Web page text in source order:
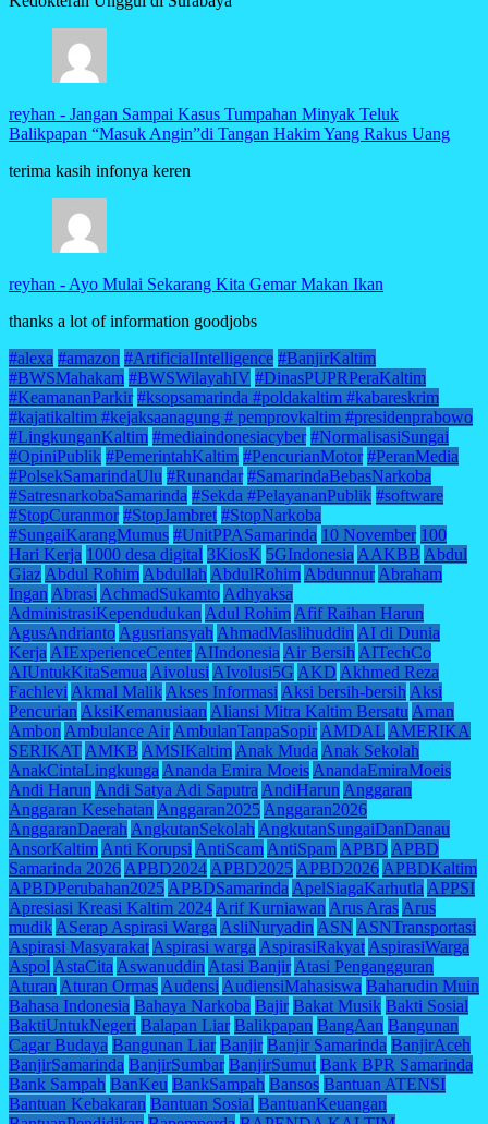
reyhan - Jangan Sampai Kasus Tumpahan Minyak Teluk
Balikpapan “Masuk Angin”di Tangan Hakim Yang Rakus Uang
terima kasih infonya keren
reyhan - Ayo Mulai Sekarang Kita Gemar Makan Ikan
thanks a lot of information goodjobs
#alexa #amazon #ArtificialIntelligence #BanjirKaltim
#BWSMahakam #BWSWilayahIV #DinasPUPRPeraKaltim
#KeamananParkir #ksopsamarinda #poldakaltim #kabareskrim
#kajatikaltim #kejaksaanagung # pemprovkaltim #presidenprabowo
#LingkunganKaltim #mediaindonesiacyber #NormalisasiSungai
#OpiniPublik #PemerintahKaltim #PencurianMotor #PeranMedia
#PolsekSamarindaUlu #Runandar #SamarindaBebasNarkoba
#SatresnarkobaSamarinda #Sekda #PelayananPublik #software
#StopCuranmor #StopJambret #StopNarkoba
#SungaiKarangMumus #UnitPPASamarinda 10 November 100
Hari Kerja 1000 desa digital 3KiosK 5GIndonesia AAKBB Abdul
Giaz Abdul Rohim Abdullah AbdulRohim Abdunnur Abraham
Ingan Abrasi AchmadSukamto Adhyaksa
AdministrasiKependudukan Adul Rohim Afif Raihan Harun
AgusAndrianto Agusriansyah AhmadMaslihuddin AI di Dunia
Kerja AIExperienceCenter AIIndonesia Air Bersih AITechCo
AIUntukKitaSemua Aivolusi AIvolusi5G AKD Akhmed Reza
Fachlevi Akmal Malik Akses Informasi Aksi bersih-bersih Aksi
Pencurian AksiKemanusiaan Aliansi Mitra Kaltim Bersatu Aman
Ambon Ambulance Air AmbulanTanpaSopir AMDAL AMERIKA
SERIKAT AMKB AMSIKaltim Anak Muda Anak Sekolah
AnakCintaLingkunga Ananda Emira Moeis AnandaEmiraMoeis
Andi Harun Andi Satya Adi Saputra AndiHarun Anggaran
Anggaran Kesehatan Anggaran2025 Anggaran2026
AnggaranDaerah AngkutanSekolah AngkutanSungaiDanDanau
AnsorKaltim Anti Korupsi AntiScam AntiSpam APBD APBD
Samarinda 2026 APBD2024 APBD2025 APBD2026 APBDKaltim
APBDPerubahan2025 APBDSamarinda ApelSiagaKarhutla APPSI
Apresiasi Kreasi Kaltim 2024 Arif Kurniawan Arus Aras Arus
mudik ASerap Aspirasi Warga AsliNuryadin ASN ASNTransportasi
Aspirasi Masyarakat Aspirasi warga AspirasiRakyat AspirasiWarga
Aspol AstaCita Aswanuddin Atasi Banjir Atasi Pengangguran
Aturan Aturan Ormas Audensi AudiensiMahasiswa Baharudin Muin
Bahasa Indonesia Bahaya Narkoba Bajir Bakat Musik Bakti Sosial
BaktiUntukNegeri Balapan Liar Balikpapan BangAan Bangunan
Cagar Budaya Bangunan Liar Banjir Banjir Samarinda BanjirAceh
BanjirSamarinda BanjirSumbar BanjirSumut Bank BPR Samarinda
Bank Sampah BanKeu BankSampah Bansos Bantuan ATENSI
Bantuan Kebakaran Bantuan Sosial BantuanKeuangan